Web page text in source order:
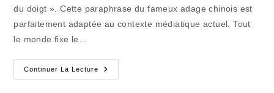
du doigt ». Cette paraphrase du fameux adage chinois est
parfaitement adaptée au contexte médiatique actuel. Tout
le monde fixe le…
Continuer La Lecture
On
Chinoise